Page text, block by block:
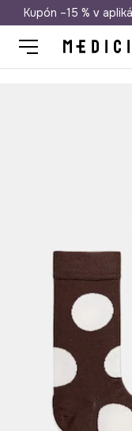
Kupón –15 % v